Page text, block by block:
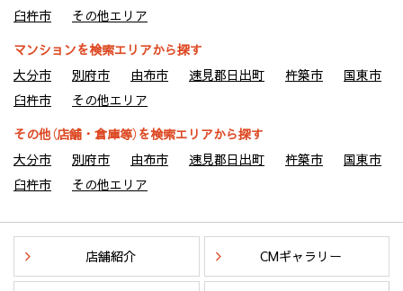
臼杵市
その他エリア
マンションを検索エリアから探す
大分市
別府市 由布市 速見郡日出町 杵築市
国東市
臼杵市
その他エリア
その他（店舗・倉庫等）を検索エリアから探す
大分市
別府市 由布市 速見郡日出町 杵築市
国東市
臼杵市
その他エリア
店舗紹介 CMギャラリー